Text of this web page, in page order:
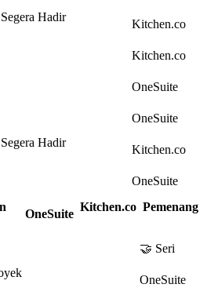
Segera Hadir
Kitchen.co
Kitchen.co
OneSuite
OneSuite
Segera Hadir
Kitchen.co
OneSuite
OneSuite
Kitchen.co Pemenang
🤝 Seri
OneSuite